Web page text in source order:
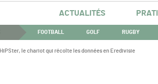
ACTUALITÉS
FOOTBALL GOLF RUGBY
HiPSter, le chariot qui récolte les données en Eredivisie